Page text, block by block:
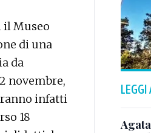
il Museo
di una
da
novembre,
infatti
18
LEGGI